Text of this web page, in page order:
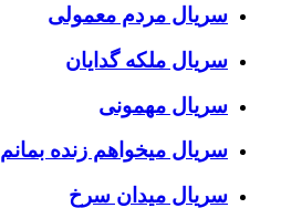
سریال مردم معمولی
سریال ملکه گدایان
سریال مهمونی
سریال میخواهم زنده بمانم
سریال میدان سرخ